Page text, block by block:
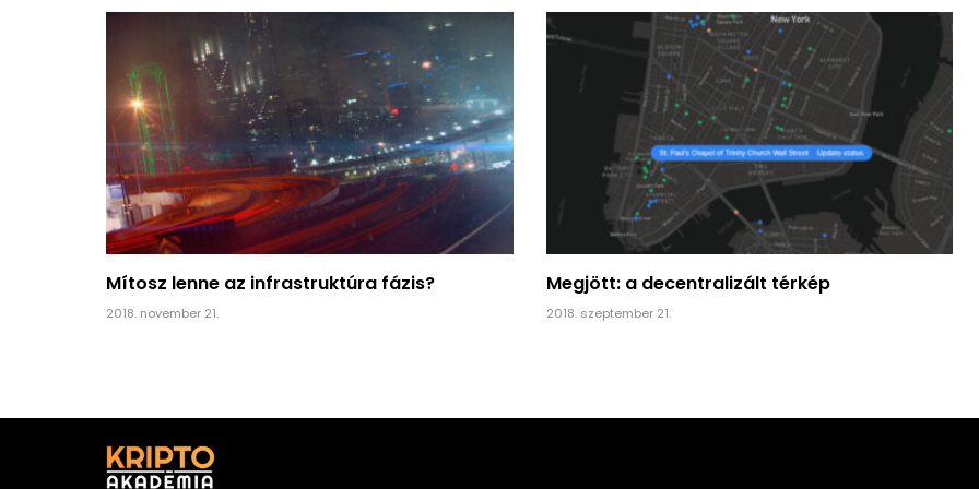
Mítosz lenne az infrastruktúra fázis?
2018. november 21.
Megjött: a decentralizált térkép
2018. szeptember 21.